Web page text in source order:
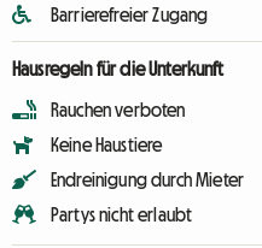
Barrierefreier Zugang
Hausregeln für die Unterkunft
Rauchen verboten
Keine Haustiere
Endreinigung durch Mieter
Partys nicht erlaubt